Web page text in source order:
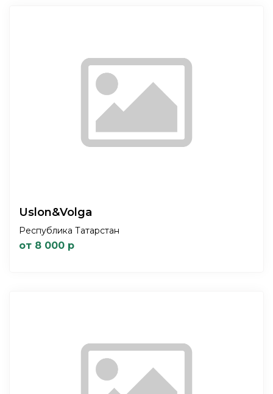
Uslon&Volga
Республика Татарстан
от 8 000 р